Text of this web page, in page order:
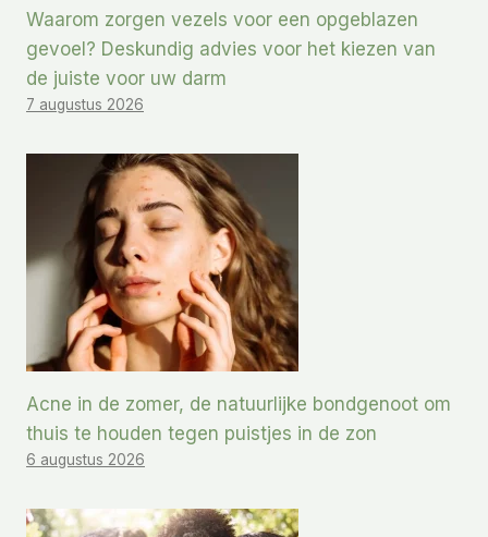
Waarom zorgen vezels voor een opgeblazen
gevoel? Deskundig advies voor het kiezen van
de juiste voor uw darm
7 augustus 2026
Acne in de zomer, de natuurlijke bondgenoot om
thuis te houden tegen puistjes in de zon
6 augustus 2026